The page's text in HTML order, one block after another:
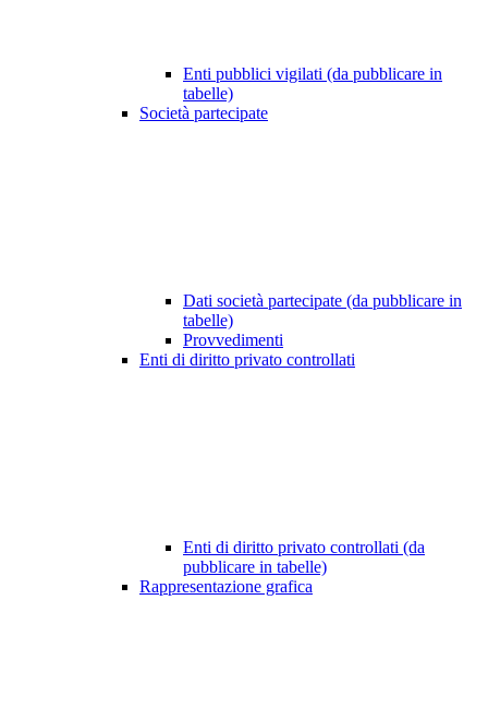
Enti pubblici vigilati (da pubblicare in
tabelle)
Società partecipate
Dati società partecipate (da pubblicare in
tabelle)
Provvedimenti
Enti di diritto privato controllati
Enti di diritto privato controllati (da
pubblicare in tabelle)
Rappresentazione grafica